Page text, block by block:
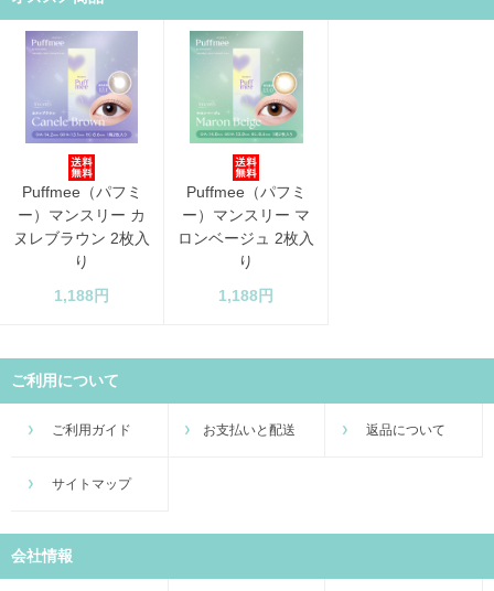
Puffmee（パフミ
ー）マンスリー カ
ヌレブラウン 2枚入
り
1,188円
Puffmee（パフミ
ー）マンスリー マ
ロンベージュ 2枚入
り
1,188円
ご利用について
ご利用ガイド お支払いと配送 返品について
サイトマップ
会社情報